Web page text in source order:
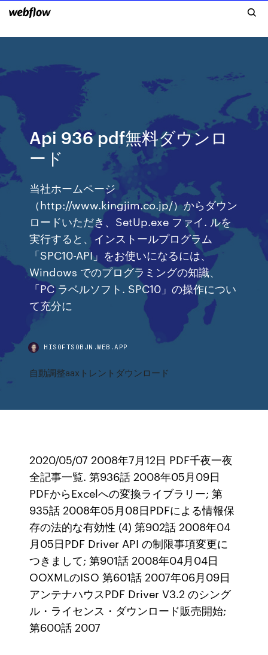
Api 936 pdf無料ダウンロ
ード
当社ホームページ
（http://www.kingjim.co.jp/）からダウン
ロードいただき、SetUp.exe ファイ. ルを
実行すると、インストールプログラム
「SPC10-API」をお使いになるには、
Windows でのプログラミングの知識、
「PC ラベルソフト. SPC10」の操作につい
て充分に
HISOFTSOBJN.WEB.APP
自動調整aaxトレントダウンロード
2020/05/07 2008年7月12日 PDF千夜一夜
全記事一覧. 第936話 2008年05月09日
PDFからExcelへの変換ライブラリー; 第
935話 2008年05月08日PDFによる情報保
存の法的な有効性 (4) 第902話 2008年04
月05日PDF Driver API の制限事項変更に
つきまして; 第901話 2008年04月04日
OOXMLのISO 第601話 2007年06月09日
アンテナハウスPDF Driver V3.2 のシング
ル・ライセンス・ダウンロード販売開始;
第600話 2007